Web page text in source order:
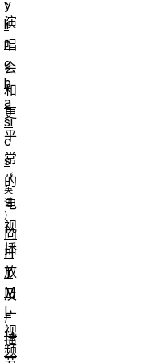
演
唱
会
和
更
平
常
的
电
视
播
放
及
广
播
y
li
n
g
b
a
si
c
s
向
H
T
M
L
视
频